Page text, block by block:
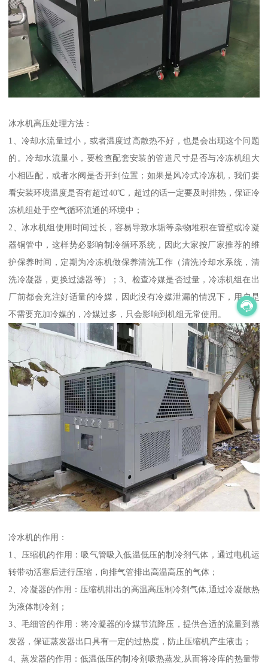
冰水机高压处理方法：
1、冷却水流量过小，或者温度过高散热不好，也是会出现这个问题
的。冷却水流量小，要检查配套安装的管道尺寸是否与冷冻机组大
小相匹配，或者水阀是否开到位置；如果是风冷式冷冻机，我们要
看安装环境温度是否有超过40℃，超过的话一定要及时排热，保证冷
冻机组处于空气循环流通的环境中；
2、冰水机组使用时间过长，容易导致水垢等杂物堆积在管壁或冷凝
器铜管中，这样势必影响制冷循环系统，因此大家按厂家推荐的维
护保养时间，定期为冷冻机做保养清洗工作（清洗冷却水系统，清
洗冷凝器，更换过滤器等）；3、检查冷媒是否过量，冷冻机组在出
厂前都会充注好适量的冷媒，因此没有冷媒泄漏的情况下，用户是
不需要充加冷媒的，冷媒过多，只会影响到机组无常使用。
冷水机的作用：
1、压缩机的作用：吸气管吸入低温低压的制冷剂气体，通过电机运
转带动活塞后进行压缩，向排气管排出高温高压的气体；
2、冷凝器的作用：压缩机排出的高温高压制冷剂气体,通过冷凝散热
为液体制冷剂；
3、毛细管的作用：将冷凝器的冷媒节流降压，提供合适的流量到蒸
发器，保证蒸发器出口具有一定的过热度，防止压缩机产生液击；
4、蒸发器的作用：低温低压的制冷剂吸热蒸发,从而将冷库的热量带